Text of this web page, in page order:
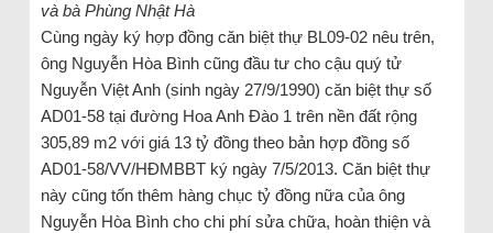
và bà Phùng Nhật Hà
Cùng ngày ký hợp đồng căn biệt thự BL09-02 nêu trên,
ông Nguyễn Hòa Bình cũng đầu tư cho cậu quý tử
Nguyễn Việt Anh (sinh ngày 27/9/1990) căn biệt thự số
AD01-58 tại đường Hoa Anh Đào 1 trên nền đất rộng
305,89 m2 với giá 13 tỷ đồng theo bản hợp đồng số
AD01-58/VV/HĐMBBT ký ngày 7/5/2013. Căn biệt thự
này cũng tốn thêm hàng chục tỷ đồng nữa của ông
Nguyễn Hòa Bình cho chi phí sửa chữa, hoàn thiện và